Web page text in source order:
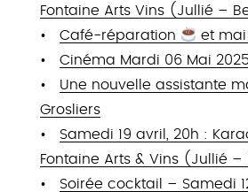
Fontaine Arts Vins (Jullié –
Café-réparation
et
Cinéma Mardi 06 Mai 2025
Une nouvelle assistante
Grosliers
Samedi 19 avril, 20h :
Fontaine Arts & Vins (Jullié –
Soirée cocktail – Samedi